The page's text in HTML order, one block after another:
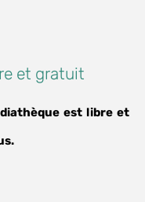
et gratuit
est libre et